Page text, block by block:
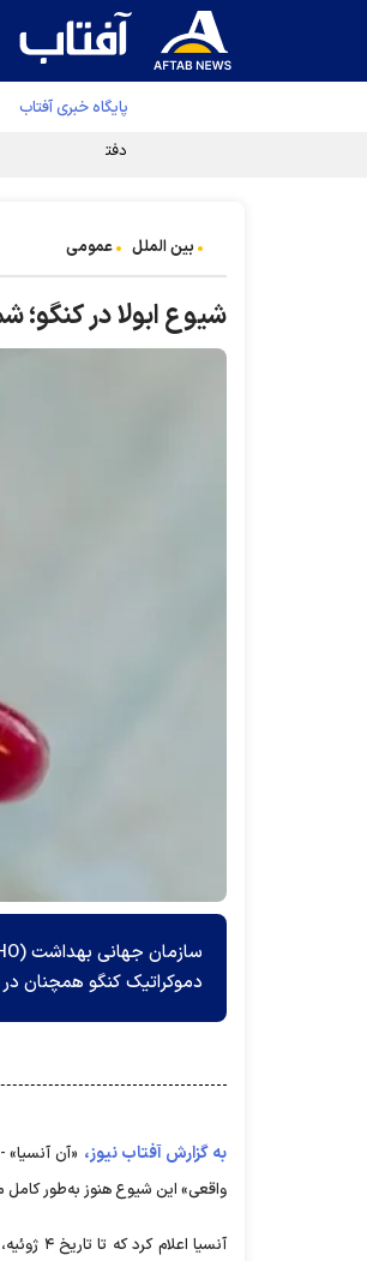
پایگاه خبری آفتاب
دفتر رهبر انقلاب
بین الملل عمومی
شیوع ابولا در کنگو؛ شمار
دموکراتیک کنگو همچنان در حال گسترش است و
به گزارش آفتاب نیوز، «آن
واقعی» این شیوع هنوز به‌طور